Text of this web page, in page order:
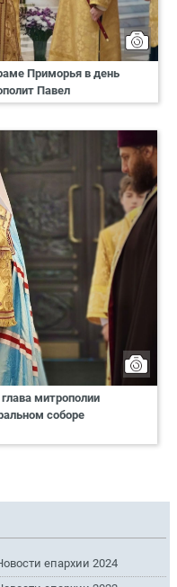
Приморья в день
Павел
митрополии
соборе
епархии 2024